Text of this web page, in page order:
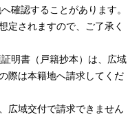
確認することがあります。
定されますので、ご了承く
明書（戸籍抄本）は、広域
際は本籍地へ請求してくだ
広域交付で請求できません